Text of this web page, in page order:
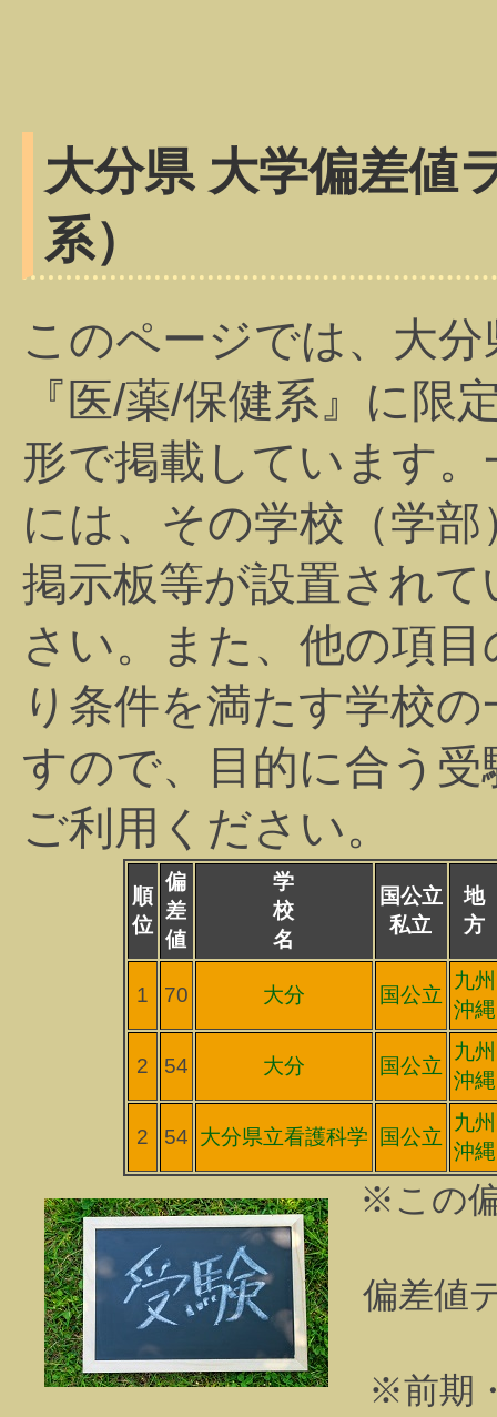
大分県 大学偏差値
系）
このページでは、大
『医/薬/保健系』に限
形で掲載しています
には、その学校（学
掲示板等が設置され
さい。また、他の項
り条件を満たす学校
すので、目的に合う
ご利用ください。
順
位
偏
差
値
学
校
名
国公立
私立
地
方
1 70 大分 国公立
九州
沖縄
2 54 大分 国公立
九州
沖縄
2 54 大分県立看護科学 国公立
九州
沖縄
※この
偏差値
※前期